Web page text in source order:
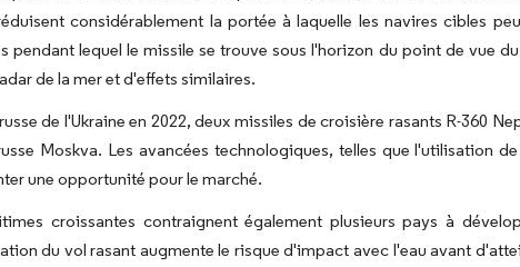
considérablement la portée à laquelle les navires cibles
pendant lequel le missile se trouve sous l'horizon du point de vue
de la mer et d'effets similaires.
de l'Ukraine en 2022, deux missiles de croisière rasants R-360
Moskva. Les avancées technologiques, telles que l'utilisation
une opportunité pour le marché.
croissantes contraignent également plusieurs pays à
du vol rasant augmente le risque d'impact avec l'eau avant